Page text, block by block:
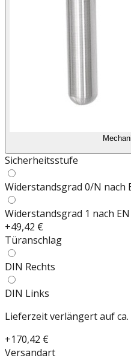
Sicherheitsstufe
Widerstandsgrad 0/N nach
Widerstandsgrad 1 nach EN
+49,42 €
Türanschlag
DIN Rechts
DIN Links
Lieferzeit verlängert auf ca.
+170,42 €
Versandart